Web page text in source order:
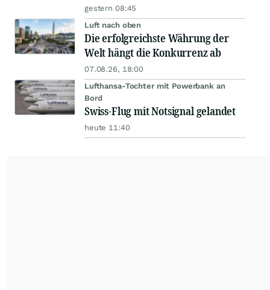
gestern 08:45
Luft nach oben
Die erfolgreichste Währung der
Welt hängt die Konkurrenz ab
07.08.26, 18:00
Lufthansa-Tochter mit Powerbank an
Bord
Swiss-Flug mit Notsignal gelandet
heute 11:40